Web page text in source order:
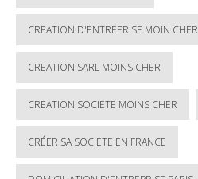
CREATION D'ENTREPRISE MOIN CHER
CREATION SARL MOINS CHER
CREATION SOCIETE MOINS CHER
CRÉER SA SOCIETE EN FRANCE